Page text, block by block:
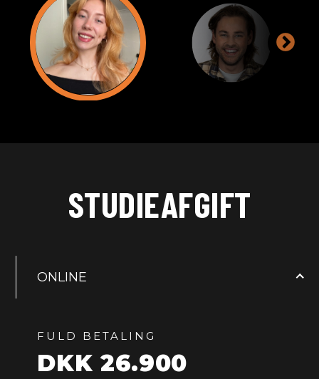
Oliver Lundt
STUDIEAFGIFT
ONLINE
FULD BETALING
DKK 26.900